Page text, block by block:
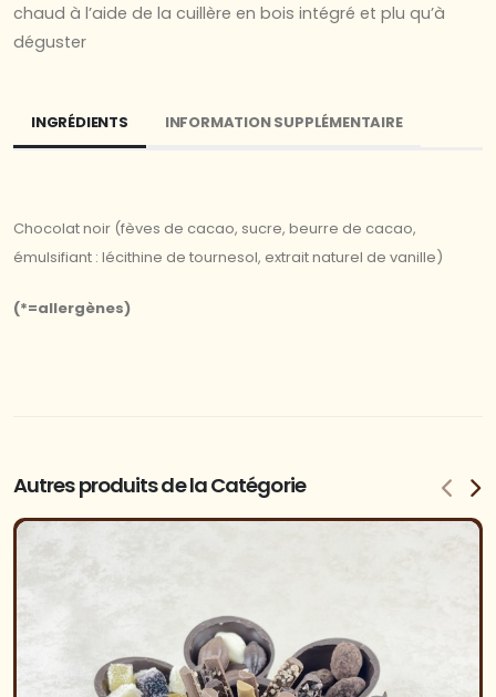
chaud à l’aide de la cuillère en bois intégré et plu qu’à
déguster
INGRÉDIENTS INFORMATION SUPPLÉMENTAIRE
Chocolat noir (fèves de cacao, sucre, beurre de cacao,
émulsifiant : lécithine de tournesol, extrait naturel de vanille)
(*=allergènes)
Autres produits de la Catégorie